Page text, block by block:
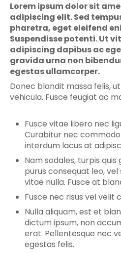
Lorem ipsum dolor sit
adipiscing elit. Sed
pharetra, eget eleifend
Suspendisse potenti. Ut
adipiscing dapibus ac
gravida urna non
egestas ullamcorper.
Donec blandit massa felis,
vehicula. Fusce feugiat ac
Fusce vitae libero nec
Curabitur nec commodo
interdum lacus at
Nam sodales, turpis
purus consequat leo, vel
vitae nulla. Fusce at
Fusce nec risus vel velit
Nulla aliquam, est et
dictum ipsum, non
erat. Pellentesque nec
egestas felis.